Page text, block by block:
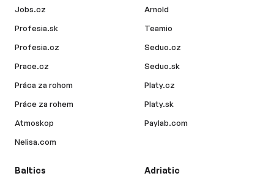
Jobs.cz
Profesia.sk
Profesia.cz
Prace.cz
Práca za rohom
Práce za rohem
Atmoskop
Nelisa.com
Arnold
Teamio
Seduo.cz
Seduo.sk
Platy.cz
Platy.sk
Paylab.com
Baltics Adriatic